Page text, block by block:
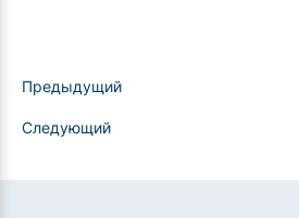
Предыдущий
Следующий